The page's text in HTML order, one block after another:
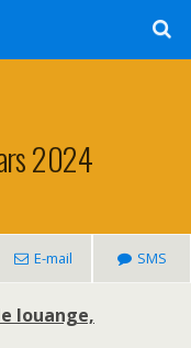
2024
E-mail SMS
louange,